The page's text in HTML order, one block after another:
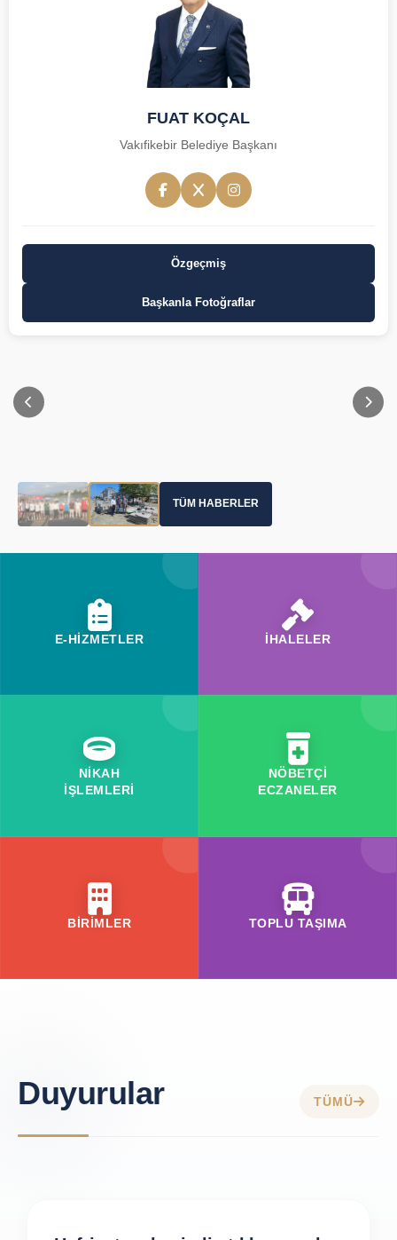
FUAT KOÇAL
Vakıfikebir Belediye Başkanı
Özgeçmiş
Başkanla Fotoğraflar
TÜM HABERLER
E-HİZMETLER İHALELER
NİKAH
İŞLEMLERİ
NÖBETÇİ
ECZANELER
BİRİMLER TOPLU TAŞIMA
Duyurular TÜMÜ